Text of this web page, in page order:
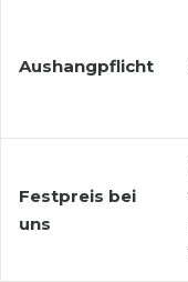
Aushangpflicht
Festpreis bei
uns